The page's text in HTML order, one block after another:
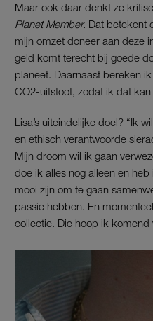
Maar ook daar denkt ze
Planet Member. Dat betekent
mijn omzet doneer aan deze
geld komt terecht bij goede
planeet. Daarnaast bereken
CO2-uitstoot, zodat ik dat
Lisa’s uiteindelijke doel? “Ik
en ethisch verantwoorde
Mijn droom wil ik gaan
doe ik alles nog alleen en
mooi zijn om te gaan
passie hebben. En
collectie. Die hoop ik komend